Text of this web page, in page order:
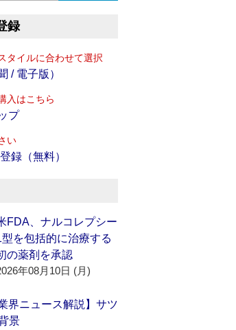
録
タイルに合わせて選択
/ 電子版）
入はこちら
プ
い
録（無料）
FDA、ナルコレプシー
型を包括的に治療する
の薬剤を承認
年08月10日 (月)
界ニュース解説】サツ
景